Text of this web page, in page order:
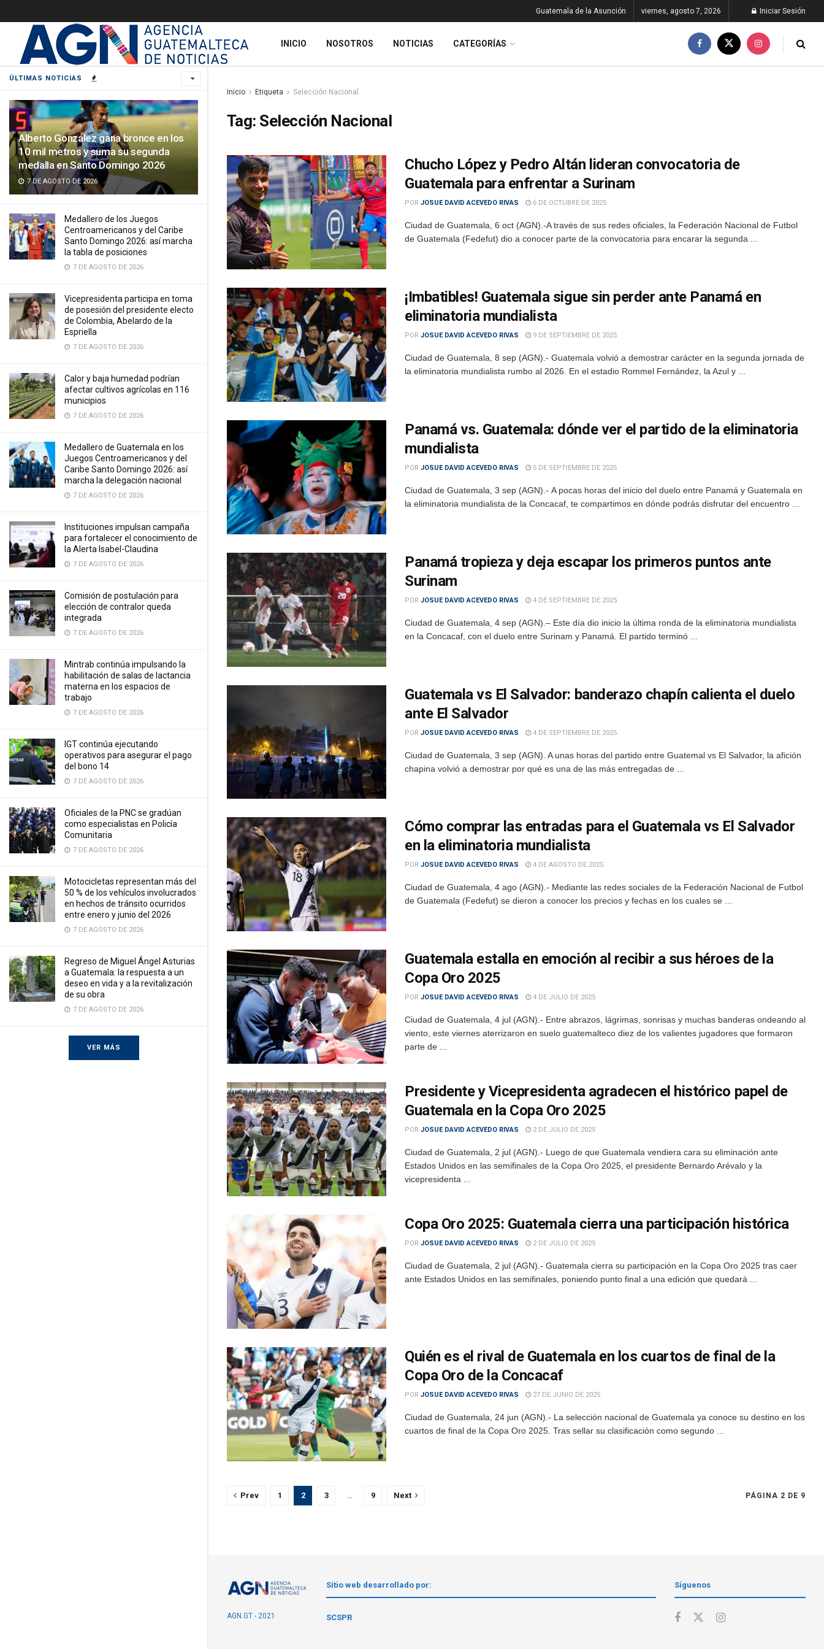
ÚLTIMAS NOTICIAS
Alberto González gana bronce en los
10 mil metros y suma su segunda
medalla en Santo Domingo 2026
7 DE AGOSTO DE 2026
Medallero de los Juegos
Centroamericanos y del Caribe
Santo Domingo 2026: así marcha
la tabla de posiciones
7 DE AGOSTO DE 2026
Vicepresidenta participa en toma
de posesión del presidente electo
de Colombia, Abelardo de la
Espriella
7 DE AGOSTO DE 2026
Calor y baja humedad podrían
afectar cultivos agrícolas en 116
municipios
7 DE AGOSTO DE 2026
Medallero de Guatemala en los
Juegos Centroamericanos y del
Caribe Santo Domingo 2026: así
marcha la delegación nacional
7 DE AGOSTO DE 2026
Instituciones impulsan campaña
para fortalecer el conocimiento de
la Alerta Isabel-Claudina
7 DE AGOSTO DE 2026
Comisión de postulación para
elección de contralor queda
integrada
7 DE AGOSTO DE 2026
Mintrab continúa impulsando la
habilitación de salas de lactancia
materna en los espacios de
trabajo
7 DE AGOSTO DE 2026
IGT continúa ejecutando
operativos para asegurar el pago
del bono 14
7 DE AGOSTO DE 2026
Oficiales de la PNC se gradúan
como especialistas en Policía
Comunitaria
7 DE AGOSTO DE 2026
Motocicletas representan más del
50 % de los vehículos involucrados
en hechos de tránsito ocurridos
entre enero y junio del 2026
7 DE AGOSTO DE 2026
Regreso de Miguel Ángel Asturias
a Guatemala: la respuesta a un
deseo en vida y a la revitalización
de su obra
7 DE AGOSTO DE 2026
VER MÁS
Guatemala de la Asunción viernes, agosto 7, 2026 Iniciar Sesión
INICIO NOSOTROS NOTICIAS CATEGORÍAS
Inicio Etiqueta Selección Nacional
Tag: Selección Nacional
Chucho López y Pedro Altán lideran convocatoria de
Guatemala para enfrentar a Surinam
POR JOSUE DAVID ACEVEDO RIVAS 6 DE OCTUBRE DE 2025
Ciudad de Guatemala, 6 oct (AGN).-A través de sus redes oficiales, la Federación Nacional de Futbol
de Guatemala (Fedefut) dio a conocer parte de la convocatoria para encarar la segunda ...
¡Imbatibles! Guatemala sigue sin perder ante Panamá en
eliminatoria mundialista
POR JOSUE DAVID ACEVEDO RIVAS 9 DE SEPTIEMBRE DE 2025
Ciudad de Guatemala, 8 sep (AGN).- Guatemala volvió a demostrar carácter en la segunda jornada de
la eliminatoria mundialista rumbo al 2026. En el estadio Rommel Fernández, la Azul y ...
Panamá vs. Guatemala: dónde ver el partido de la eliminatoria
mundialista
POR JOSUE DAVID ACEVEDO RIVAS 5 DE SEPTIEMBRE DE 2025
Ciudad de Guatemala, 3 sep (AGN).- A pocas horas del inicio del duelo entre Panamá y Guatemala en
la eliminatoria mundialista de la Concacaf, te compartimos en dónde podrás disfrutar del encuentro ...
Panamá tropieza y deja escapar los primeros puntos ante
Surinam
POR JOSUE DAVID ACEVEDO RIVAS 4 DE SEPTIEMBRE DE 2025
Ciudad de Guatemala, 4 sep (AGN).– Este día dio inicio la última ronda de la eliminatoria mundialista
en la Concacaf, con el duelo entre Surinam y Panamá. El partido terminó ...
Guatemala vs El Salvador: banderazo chapín calienta el duelo
ante El Salvador
POR JOSUE DAVID ACEVEDO RIVAS 4 DE SEPTIEMBRE DE 2025
Ciudad de Guatemala, 3 sep (AGN). A unas horas del partido entre Guatemal vs El Salvador, la afición
chapina volvió a demostrar por qué es una de las más entregadas de ...
Cómo comprar las entradas para el Guatemala vs El Salvador
en la eliminatoria mundialista
POR JOSUE DAVID ACEVEDO RIVAS 4 DE AGOSTO DE 2025
Ciudad de Guatemala, 4 ago (AGN).- Mediante las redes sociales de la Federación Nacional de Futbol
de Guatemala (Fedefut) se dieron a conocer los precios y fechas en los cuales se ...
Guatemala estalla en emoción al recibir a sus héroes de la
Copa Oro 2025
POR JOSUE DAVID ACEVEDO RIVAS 4 DE JULIO DE 2025
Ciudad de Guatemala, 4 jul (AGN).- Entre abrazos, lágrimas, sonrisas y muchas banderas ondeando al
viento, este viernes aterrizaron en suelo guatemalteco diez de los valientes jugadores que formaron
parte de ...
Presidente y Vicepresidenta agradecen el histórico papel de
Guatemala en la Copa Oro 2025
POR JOSUE DAVID ACEVEDO RIVAS 2 DE JULIO DE 2025
Ciudad de Guatemala, 2 jul (AGN).- Luego de que Guatemala vendiera cara su eliminación ante
Estados Unidos en las semifinales de la Copa Oro 2025, el presidente Bernardo Arévalo y la
vicepresidenta ...
Copa Oro 2025: Guatemala cierra una participación histórica
POR JOSUE DAVID ACEVEDO RIVAS 2 DE JULIO DE 2025
Ciudad de Guatemala, 2 jul (AGN).- Guatemala cierra su participación en la Copa Oro 2025 tras caer
ante Estados Unidos en las semifinales, poniendo punto final a una edición que quedará ...
Quién es el rival de Guatemala en los cuartos de final de la
Copa Oro de la Concacaf
POR JOSUE DAVID ACEVEDO RIVAS 27 DE JUNIO DE 2025
Ciudad de Guatemala, 24 jun (AGN).- La selección nacional de Guatemala ya conoce su destino en los
cuartos de final de la Copa Oro 2025. Tras sellar su clasificación como segundo ...
PÁGINA 2 DE 9
Prev 1 2 3 9 Next
AGN.GT - 2021
Sitio web desarrollado por:
SCSPR
Síguenos